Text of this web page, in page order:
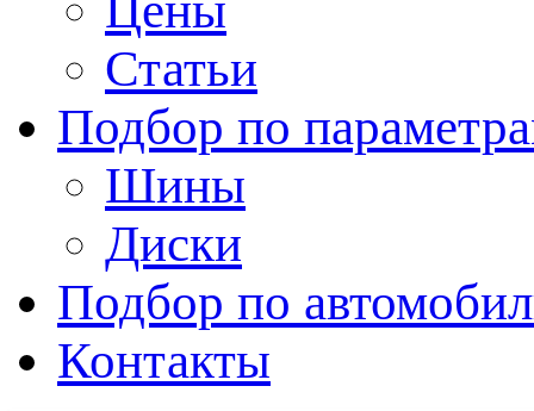
Статьи
Подбор по
Шины
Диски
Подбор по
Контакты